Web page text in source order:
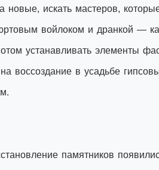
новые, искать мастеров,
войлоком и дранкой —
устанавливать элементы
воссоздание в усадьбе
памятников